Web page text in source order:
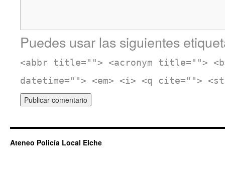
Puedes usar las siguientes
<abbr title=""> <acronym title="">
datetime=""> <em> <i> <q cite="">
Ateneo Policía Local Elche